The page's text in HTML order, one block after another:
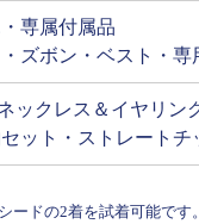
専属付属品
ズボン・ベスト・専
ックレス＆イヤリン
ット・ストレートチ
ドの2着を試着可能です